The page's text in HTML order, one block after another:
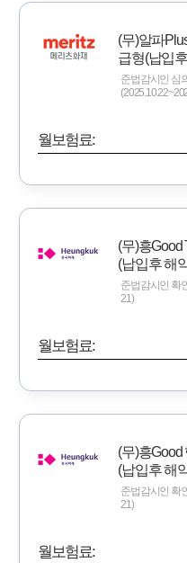
(무)알파
급형(납입
준법감시인 심
월보험료:
(무)흥Good
(납입후 해
준법감시인 확
21)
월보험료:
(무)흥
(납입후 해
준법감시인 확
21)
월보험료: